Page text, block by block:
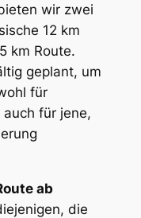
wir zwei
12 km
km Route.
geplant, um
für
für jene,
ab
die